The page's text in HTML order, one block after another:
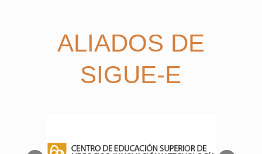
ALIADOS DE
SIGUE-E